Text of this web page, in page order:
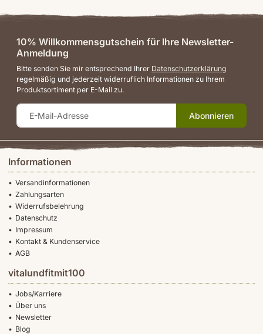
Informationen
Versandinformationen
Zahlungsarten
Widerrufsbelehrung
Datenschutz
Impressum
Kontakt & Kundenservice
AGB
vitalundfitmit100
Jobs/Karriere
Über uns
Newsletter
Blog
10% Willkommensgutschein für Ihre Newsletter-
Anmeldung
Bitte senden Sie mir entsprechend Ihrer Datenschutzerklärung
regelmäßig und jederzeit widerruflich Informationen zu Ihrem
Produktsortiment per E-Mail zu.
Abonnieren